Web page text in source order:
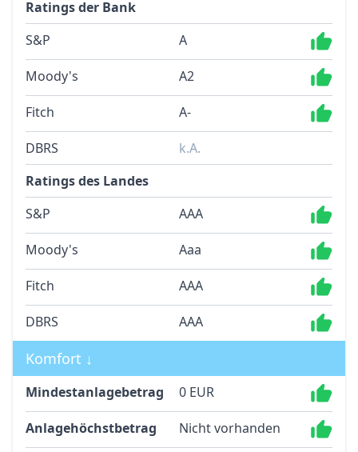
Ratings der Bank
S&P
A
Moody's A2
Fitch A-
DBRS
k.A.
Ratings des Landes
S&P
AAA
Moody's Aaa
Fitch AAA
DBRS AAA
Komfort ↓
Mindestanlagebetrag 0 EUR
Anlagehöchstbetrag Nicht vorhanden